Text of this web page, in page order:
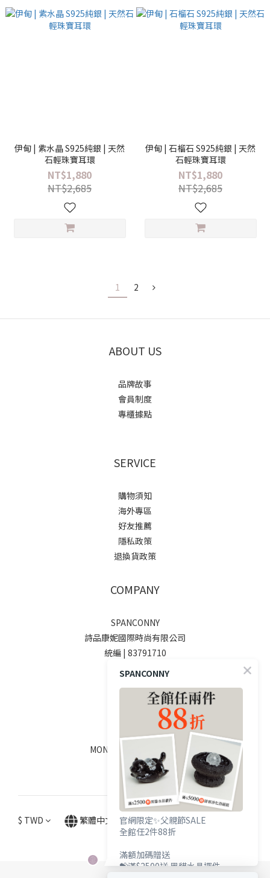
伊甸 | 紫水晶 S925純銀 | 天然
石輕珠寶耳環
NT$1,880
NT$2,685
伊甸 | 石榴石 S925純銀 | 天然
石輕珠寶耳環
NT$1,880
NT$2,685
1 2
ABOUT US
品牌故事
會員制度
專櫃據點
SERVICE
購物須知
海外專區
好友推薦
隱私政策
退換貨政策
COMPANY
SPANCONNY
詩品康妮國際時尚有限公司
統編 | 83791710
SOCIALS
線上客服
MON - FRI / 9:00 - 18:00
$ TWD 繁體中文
SPANCONNY
官網限定✨父親節SALE
全館任2件88折
滿額加碼贈送
💝滿$2500送 黑貓水晶擺件